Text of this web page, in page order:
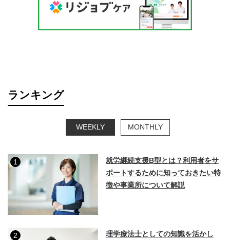
ランキング
WEEKLY MONTHLY
1
就労継続支援B型とは？利用者をサ
ポートするために知っておきたい特
徴や事業所について解説
2
理学療法士としての知識を活かし